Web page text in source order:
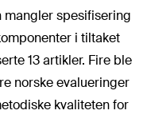
spesifisering
i tiltaket
13 artikler. Fire ble
norske evalueringer
kvaliteten for